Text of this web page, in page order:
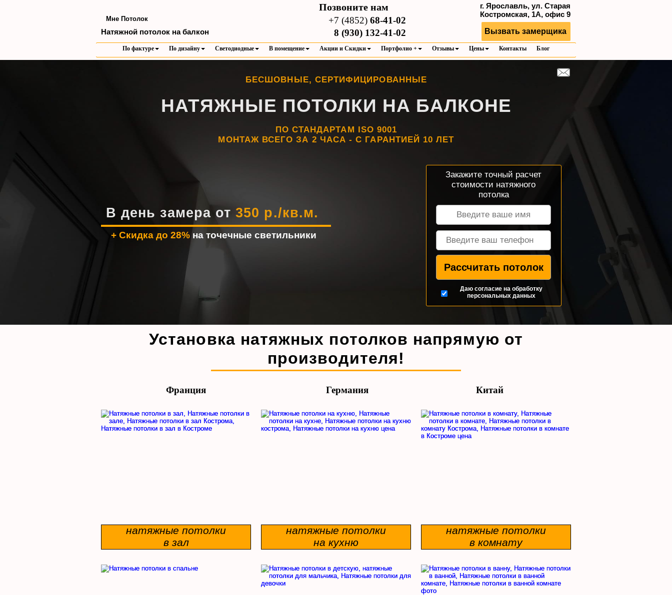
НАТЯЖНЫЕ ПОТОЛКИ НА БАЛКОНЕ
В день замера от350 р./кв.м.
+ Скидка до 28%на точечные светильники
БЕСШОВНЫЕ, СЕРТИФИЦИРОВАННЫЕ
ПО СТАНДАРТАМ ISO 9001
МОНТАЖ ВСЕГО ЗА 2 ЧАСА - С ГАРАНТИЕЙ 10 ЛЕТ
Даю согласие на обработку
персональных данных
Закажите точный расчет
стоимости натяжного
потолка
Установка натяжных потолков напрямую от
производителя!
натяжные потолки
в зал
натяжные потолки
на кухню
натяжные потолки
в комнату
Франция Германия Китай
Мне Потолок
Вызвать замерщика
+7 (4852) 68-41-02
Позвоните нам
Натяжной потолок на балкон
г. Ярославль, ул. Старая
Костромская, 1А, офис 9
8 (930) 132-41-02
По фактуре По дизайну Светодиодные В помещение Акции и Скидки Портфолио + Отзывы Цены Контакты Блог